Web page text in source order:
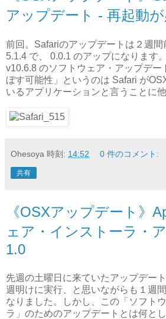
アップデート - 再起動
前回。Safariのアップデートは２週間
5.1.4 で、 0.0.1 のアップになります
v10.6.8 のソフトウェア・アップデー
ぼす可能性」というのは Safari が
いるアプリケーションと言うことに
Ohesoya 時刻: 14:52 0 件のコメント:
共有
《OSXアップデート》
ェア・インストーラ・
1.0
先週の土曜日に来ていたアップデー
週明けに実行、と思いながらも１週
なりました。しかし、この「ソフト
ラ」のためのアップデートとは何と